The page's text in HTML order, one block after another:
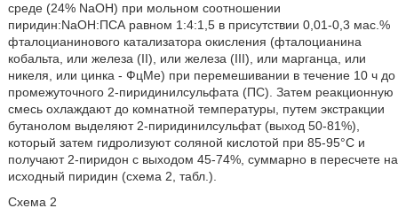
среде (24% NaOH) при мольном соотношении
пиридин:NaOH:ПСА равном 1:4:1,5 в присутствии 0,01-0,3 мас.%
фталоцианинового катализатора окисления (фталоцианина
кобальта, или железа (II), или железа (III), или марганца, или
никеля, или цинка - ФцМе) при перемешивании в течение 10 ч до
промежуточного 2-пиридинилсульфата (ПС). Затем реакционную
смесь охлаждают до комнатной температуры, путем экстракции
бутанолом выделяют 2-пиридинилсульфат (выход 50-81%),
который затем гидролизуют соляной кислотой при 85-95°С и
получают 2-пиридон с выходом 45-74%, суммарно в пересчете на
исходный пиридин (схема 2, табл.).
Схема 2